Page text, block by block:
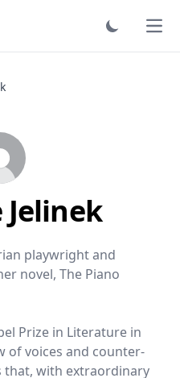
Jelinek
playwright and
novel, The Piano
Prize in Literature in
of voices and counter-
that, with extraordinary